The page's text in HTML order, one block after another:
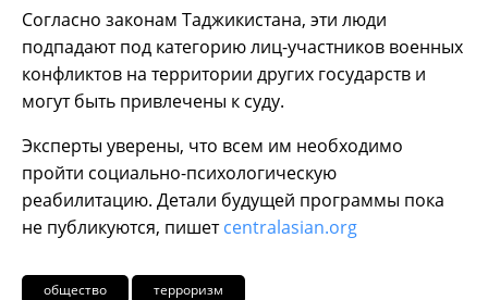
Согласно законам Таджикистана, эти люди
подпадают под категорию лиц-участников военных
конфликтов на территории других государств и
могут быть привлечены к суду.
Эксперты уверены, что всем им необходимо
пройти социально-психологическую
реабилитацию. Детали будущей программы пока
не публикуются, пишетcentralasian.org
общество терроризм